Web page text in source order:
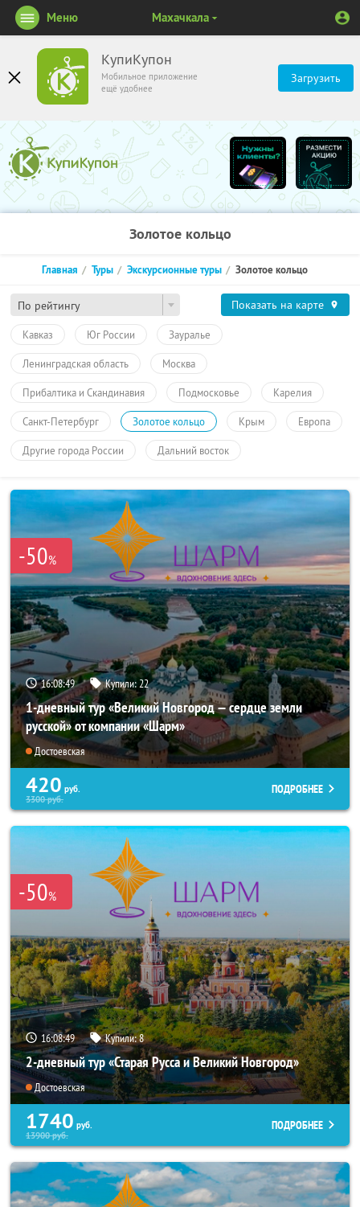
КупиКупон
Мобильное приложение
ещё удобнее
Загрузить
Меню Махачкала
Золотое кольцо
По рейтингу
Главная Туры Экскурсионные туры Золотое кольцо
Показать на карте
Кавказ Юг России Зауралье
Ленинградская область Москва
Прибалтика и Скандинавия Подмосковье Карелия
Санкт-Петербург Золотое кольцо Крым Европа
Другие города России Дальний восток
-50%
16:08:49 Купили: 22
1-дневный тур «Великий Новгород — сердце земли
русской» от компании «Шарм»
Достоевская
420 руб.
3300руб.
ПОДРОБНЕЕ
-50%
16:08:49 Купили:8
2-дневный тур «Старая Русса и Великий Новгород»
Достоевская
1740 руб.
13900руб.
ПОДРОБНЕЕ